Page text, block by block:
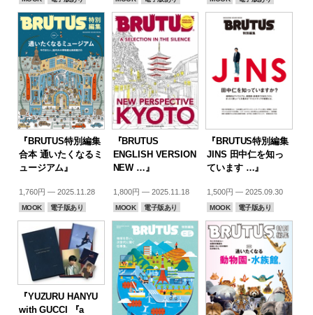
『BRUTUS特別編集
合本 通いたくなるミ
ュージアム』
1,760円 — 2025.11.28
MOOK 電子版あり
『BRUTUS
ENGLISH VERSION
NEW …』
1,800円 — 2025.11.18
MOOK 電子版あり
『BRUTUS特別編集
JINS 田中仁を知っ
ています …』
1,500円 — 2025.09.30
MOOK 電子版あり
『YUZURU HANYU
with GUCCI 『a